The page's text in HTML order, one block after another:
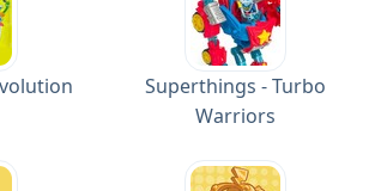
Superthings - Turbo
Warriors